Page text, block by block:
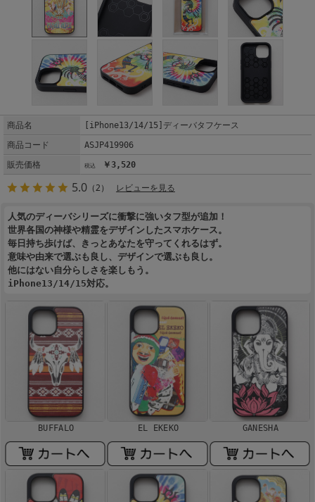
商品名
[iPhone13/14/15]ディーバタフケース
商品コード
ASJP419906
販売価格
￥3,520
5.0 （2） レビューを見る
人気のディーバシリーズに衝撃に強いタフ型が追加！
世界各国の神様や精霊をデザインしたスマホケース。
毎日持ち歩けば、きっとあなたを守ってくれるはず。
意味や由来で選ぶも良し、デザインで選ぶも良し。
他にはない自分らしさを楽しもう。
iPhone13/14/15対応。
BUFFALO EL EKEKO GANESHA